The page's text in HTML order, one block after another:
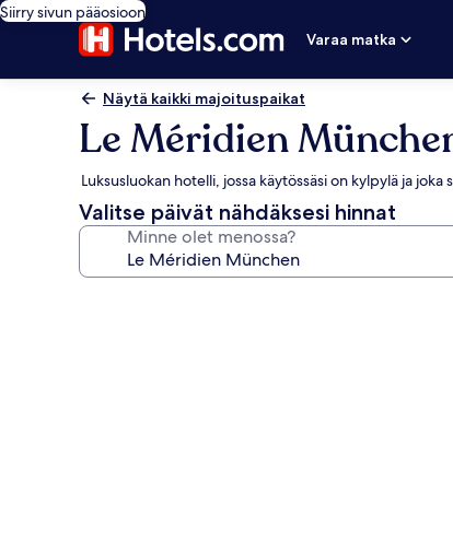
Siirry sivun pääosioon
Varaa matka
Näytä kaikki majoituspaikat
Le Méridien
Luksusluokan hotelli, jossa käytössäsi on kylpylä ja
Valitse päivät nähdäksesi hinnat
Minne olet menossa?